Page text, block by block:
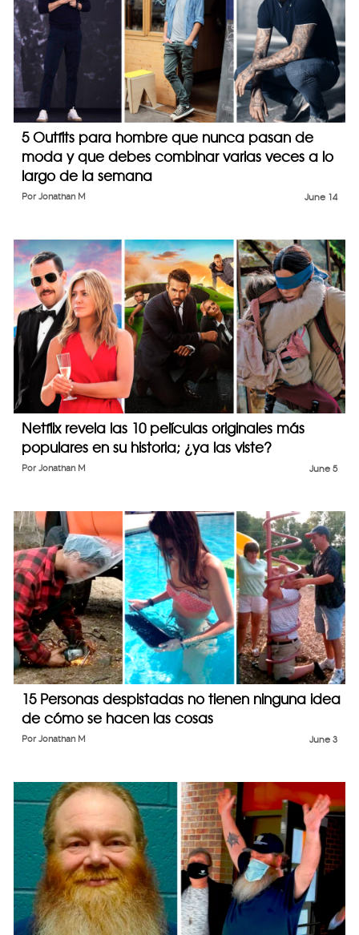
5 Outfits para hombre que nunca pasan de
moda y que debes combinar varias veces a lo
largo de la semana
June 14
Por Jonathan M
Netflix revela las 10 películas originales más
populares en su historia; ¿ya las viste?
June 5
Por Jonathan M
15 Personas despistadas no tienen ninguna idea
de cómo se hacen las cosas
June 3
Por Jonathan M